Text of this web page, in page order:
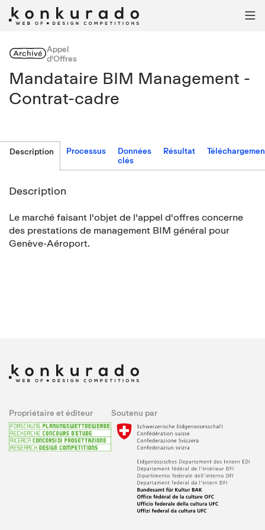

ArchivéAppel
d'Offres
Mandataire BIM Management -
Contrat-cadre
Description Processus
Données
clés
Résultat
Description
Le marché faisant l'objet de l'appel d'offres concerne
des prestations de management BIM général pour
Genève-Aéroport.
Propriétaire et éditeur Soutenu par